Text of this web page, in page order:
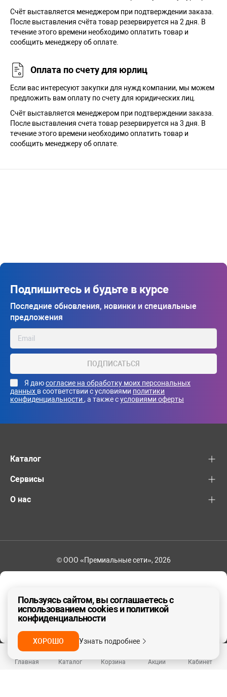
Главная Каталог Корзина Акции Кабинет
ДА, ВЕРНО
Cчёт выставляется менеджером при подтверждении заказа.
После выставления счёта товар резервируется на 2 дня. В
течение этого времени необходимо оплатить товар и
сообщить менеджеру об оплате.
Оплата по счету для юрлиц
Если вас интересуют закупки для нужд компании, мы можем
предложить вам оплату по счету для юридических лиц.
Счёт выставляется менеджером при подтверждении заказа.
После выставления счета товар резервируется на 3 дня. В
течение этого времени необходимо оплатить товар и
сообщить менеджеру об оплате.
Подпишитесь и будьте в курсе
Последние обновления, новинки и специальные
предложения
ПОДПИСАТЬСЯ
Я даюсогласие на обработку моих персональных
данных в соответствии с условиями политики
конфиденциальности , а также сусловиями оферты
Каталог
Сервисы
О нас
© ООО «Премиальные сети», 2026
Пользуясь сайтом, вы соглашаетесь с
использованием cookies и политикой
конфиденциальности
ХОРОШО Узнать подробнее